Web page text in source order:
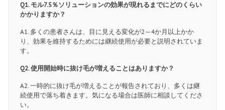
Q1. モル7.5％ソリューションの効果が現れるまでにどのくらい
かかりますか？
A1. 多くの患者さんは、目に見える変化が2～4か月以上かか
り、効果を維持するためには継続使用が必要と説明されていま
す。
Q2. 使用開始時に抜け毛が増えることはありますか？
A2. 一時的に抜け毛が増えることが報告されており、多くは継
続使用で落ち着きます。気になる場合は医師に相談してくださ
い。